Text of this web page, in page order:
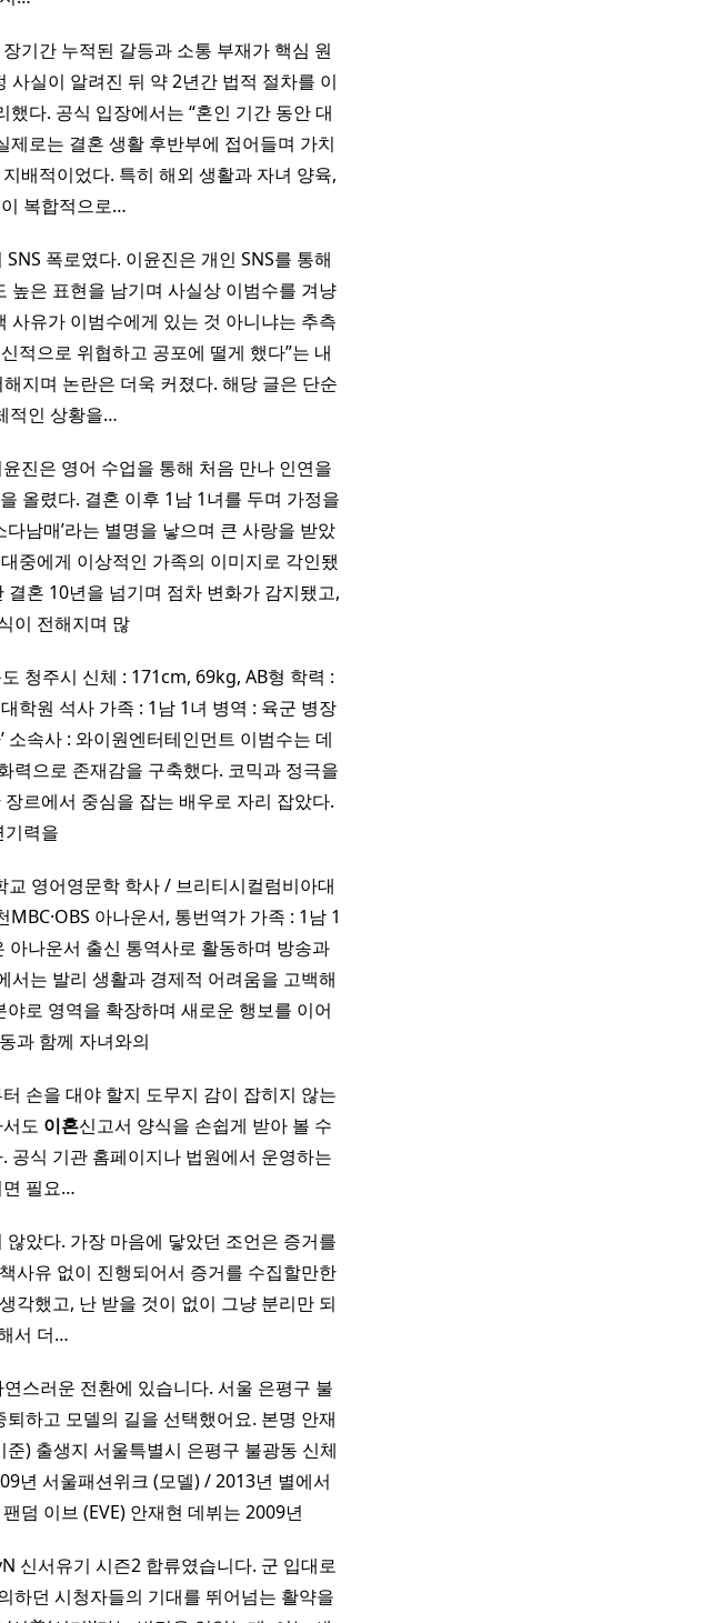
기간 누적된 갈등과 소통 부재가 핵심 원
사실이 알려진 뒤 약 2년간 법적 절차를 이
했다. 공식 입장에서는 “혼인 기간 동안 대
제로는 결혼 생활 후반부에 접어들며 가치
배적이었다. 특히 해외 생활과 자녀 양육,
복합적으로…
폭로였다. 이윤진은 개인 SNS를 통해
높은 표현을 남기며 사실상 이범수를 겨냥
사유가 이범수에게 있는 것 아니냐는 추측
적으로 위협하고 공포에 떨게 했다”는 내
지며 논란은 더욱 커졌다. 해당 글은 단순
적인 상황을…
진은 영어 수업을 통해 처음 만나 인연을
올렸다. 결혼 이후 1남 1녀를 두며 가정을
남매’라는 별명을 낳으며 큰 사랑을 받았
중에게 이상적인 가족의 이미지로 각인됐
혼 10년을 넘기며 점차 변화가 감지됐고,
이 전해지며 많
청주시 신체 : 171cm, 69kg, AB형 학력 :
학원 석사 가족 : 1남 1녀 병역 : 육군 병장
소속사 : 와이원엔터테인먼트 이범수는 데
력으로 존재감을 구축했다. 코믹과 정극을
르에서 중심을 잡는 배우로 자리 잡았다.
기력을
영어영문학 학사 / 브리티시컬럼비아대
아나운서, 통번역가 가족 : 1남 1
아나운서 출신 통역사로 활동하며 방송과
서는 발리 생활과 경제적 어려움을 고백해
로 영역을 확장하며 새로운 행보를 이어
과 함께 자녀와의
손을 대야 할지 도무지 감이 잡히지 않는
도 이혼신고서 양식을 손쉽게 받아 볼 수
공식 기관 홈페이지나 법원에서 운영하는
면 필요…
았다. 가장 마음에 닿았던 조언은 증거를
사유 없이 진행되어서 증거를 수집할만한
각했고, 난 받을 것이 없이 그냥 분리만 되
서 더…
스러운 전환에 있습니다. 서울 은평구 불
하고 모델의 길을 선택했어요. 본명 안재
) 출생지 서울특별시 은평구 불광동 신체
년 서울패션위크 (모델) / 2013년 별에서
덤 이브 (EVE) 안재현 데뷔는 2009년
신서유기 시즌2 합류였습니다. 군 입대로
하던 시청자들의 기대를 뛰어넘는 활약을